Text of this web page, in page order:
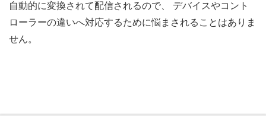
自動的に変換されて配信されるので、 デバイスやコント
ローラーの違いへ対応するために悩まされることはありま
せん。